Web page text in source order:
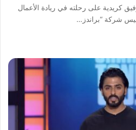
كريدية على رحلته في ريادة الأعمال
شركة “براندز…